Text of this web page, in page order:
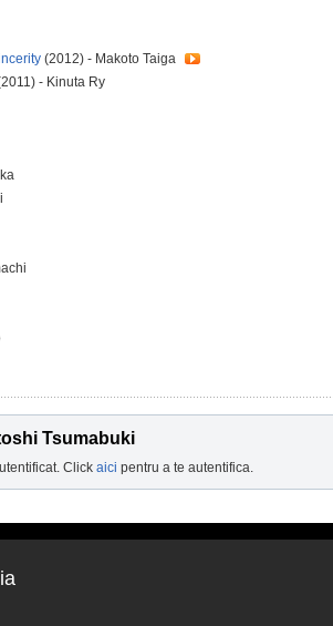
(2012) - Makoto Taiga
- Kinuta Ry
Tsumabuki
Click aici pentru a te autentifica.